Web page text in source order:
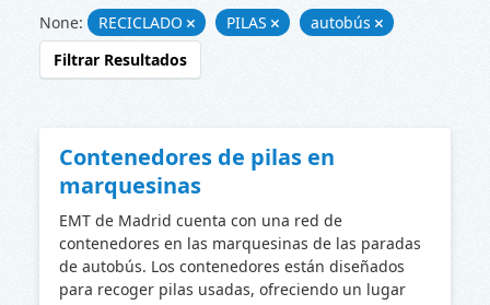
None: RECICLADO PILAS
autobús
Filtrar Resultados
Contenedores de pilas en
marquesinas
EMT de Madrid cuenta con una red de
contenedores en las marquesinas de las paradas
de autobús. Los contenedores están diseñados
para recoger pilas usadas, ofreciendo un lugar